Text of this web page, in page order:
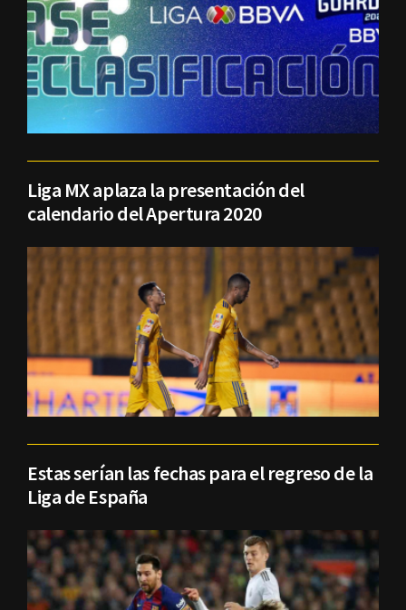
Liga MX aplaza la presentación del
calendario del Apertura 2020
Estas serían las fechas para el regreso de la
Liga de España